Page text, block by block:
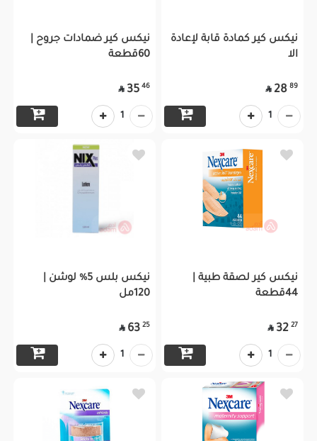
نيكس كير كمادة قابة لإعادة
الا
89
28

1
نيكس كير ضمادات جروح |
60قطعة
46
35

1
نيكس كير لصقة طبية |
44قطعة
27
32

1
نيكس بلس 5% لوشن |
120مل
25
63

1